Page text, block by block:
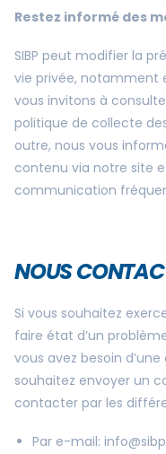
Restez informé des
SIBP peut modifier la
vie privée, notamment
vous invitons à
politique de collecte
outre, nous vous
contenu via notre site
communication
NOUS
Si vous souhaitez
faire état d’un
vous avez besoin
souhaitez envoyer un
contacter par les
Par e-mail: